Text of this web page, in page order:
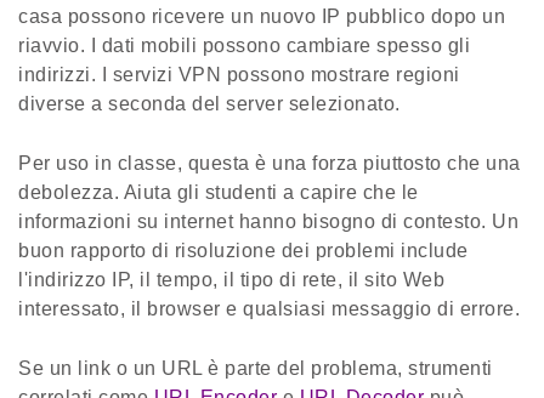
casa possono ricevere un nuovo IP pubblico dopo un
riavvio. I dati mobili possono cambiare spesso gli
indirizzi. I servizi VPN possono mostrare regioni
diverse a seconda del server selezionato.
Per uso in classe, questa è una forza piuttosto che una
debolezza. Aiuta gli studenti a capire che le
informazioni su internet hanno bisogno di contesto. Un
buon rapporto di risoluzione dei problemi include
l'indirizzo IP, il tempo, il tipo di rete, il sito Web
interessato, il browser e qualsiasi messaggio di errore.
Se un link o un URL è parte del problema, strumenti